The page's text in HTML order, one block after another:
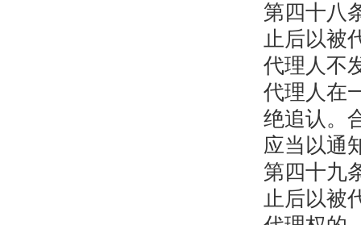
第四十八
止后以被
代理人不
代理人在
绝追认。
应当以通
第四十九
止后以被